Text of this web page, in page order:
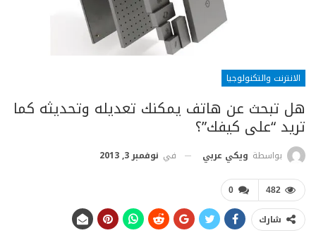
الانترنت والتكنولوجيا
هل تبحث عن هاتف يمكنك تعديله وتحديثه كما
تريد “على كيفك”؟
بواسطة ويكي عربي في نوفمبر 3, 2013
0 482
شارك